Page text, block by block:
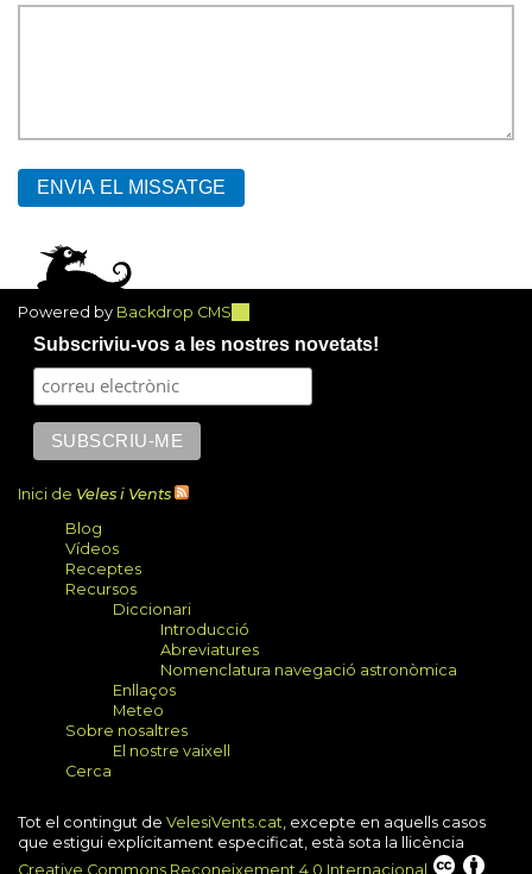
Powered by Backdrop CMS
external)
Subscriviu-vos a les nostres novetats!
Inici de Veles i Vents
Blog
Vídeos
Receptes
Recursos
Diccionari
Introducció
Abreviatures
Nomenclatura navegació astronòmica
Enllaços
Meteo
Sobre nosaltres
El nostre vaixell
Cerca
Tot el contingut de VelesiVents.cat , excepte en aquells casos
que estigui explícitament especificat, està sota la llicència
Creative Commons Reconeixement 4.0 Internacional